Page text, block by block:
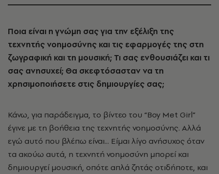
Ποια είναι η γνώμη σας για την εξέλιξη της
τεχνητής νοημοσύνης και τις εφαρμογές της στη
ζωγραφική και τη μουσική; Τι σας ενθουσιάζει και τι
σας ανησυχεί; Θα σκεφτόσασταν να τη
χρησιμοποιήσετε στις δημιουργίες σας;
Κάνω, για παράδειγμα, το βίντεο του “Boy Met Girl”
έγινε με τη βοήθεια της τεχνητής νοημοσύνης. Αλλά
εγώ αυτό που βλέπω είναι... Είμαι λίγο ανήσυχος όταν
τα ακούω αυτά, η τεχνητή νοημοσύνη μπορεί και
δημιουργεί μουσική, οπότε απλά ζητάς οτιδήποτε, και